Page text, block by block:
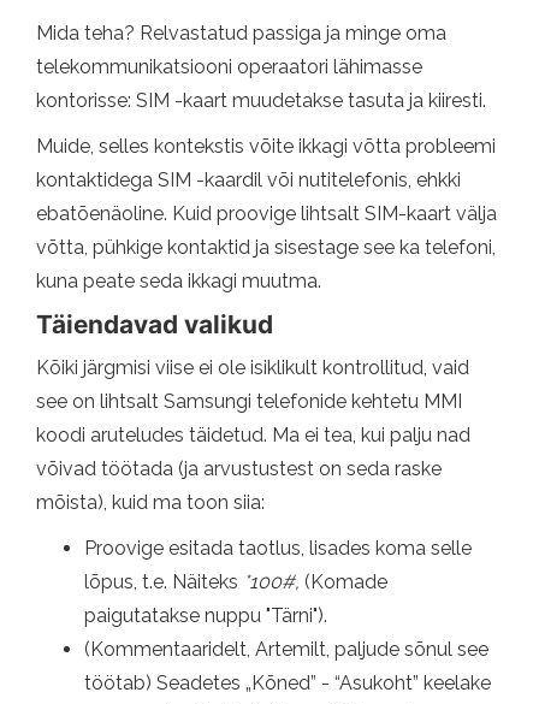
Mida teha? Relvastatud passiga ja minge oma
telekommunikatsiooni operaatori lähimasse
kontorisse: SIM -kaart muudetakse tasuta ja kiiresti.
Muide, selles kontekstis võite ikkagi võtta probleemi
kontaktidega SIM -kaardil või nutitelefonis, ehkki
ebatõenäoline. Kuid proovige lihtsalt SIM-kaart välja
võtta, pühkige kontaktid ja sisestage see ka telefoni,
kuna peate seda ikkagi muutma.
Täiendavad valikud
Kõiki järgmisi viise ei ole isiklikult kontrollitud, vaid
see on lihtsalt Samsungi telefonide kehtetu MMI
koodi aruteludes täidetud. Ma ei tea, kui palju nad
võivad töötada (ja arvustustest on seda raske
mõista), kuid ma toon siia:
Proovige esitada taotlus, lisades koma selle
lõpus, t.e. Näiteks *100#, (Komade
paigutatakse nuppu "Tärni").
(Kommentaaridelt, Artemilt, paljude sõnul see
töötab) Seadetes „Kõned” - “Asukoht” keelake